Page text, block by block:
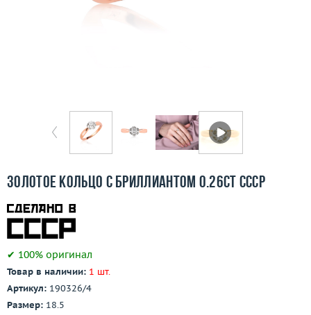
Бесплатная доставка
Контакты
Золотое кольцо с бриллиантом 0.26ct СССР
✔ 100% оригинал
Товар в наличии: 1 шт.
Артикул: 190326/4
Размер: 18.5